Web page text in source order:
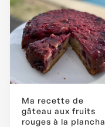
Ma recette de
gâteau aux fruits
rouges à la plancha